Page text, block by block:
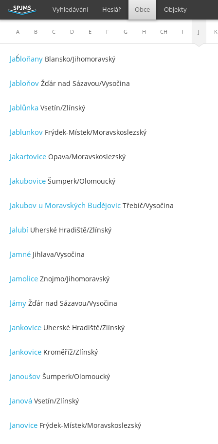
Vyhledávání Heslář Obce Objekty
A B C D E F G H CH I J K
Z
Jabloňany Blansko/Jihomoravský
Jabloňov Žďár nad Sázavou/Vysočina
Jablůnka Vsetín/Zlínský
Jablunkov Frýdek-Místek/Moravskoslezský
Jakartovice Opava/Moravskoslezský
Jakubovice Šumperk/Olomoucký
Jakubov u Moravských Budějovic Třebíč/Vysočina
Jalubí Uherské Hradiště/Zlínský
Jamné Jihlava/Vysočina
Jamolice Znojmo/Jihomoravský
Jámy Žďár nad Sázavou/Vysočina
Jankovice Uherské Hradiště/Zlínský
Jankovice Kroměříž/Zlínský
Janoušov Šumperk/Olomoucký
Janová Vsetín/Zlínský
Janovice Frýdek-Místek/Moravskoslezský